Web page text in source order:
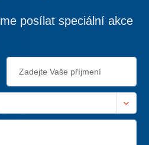
posílat speciální akce